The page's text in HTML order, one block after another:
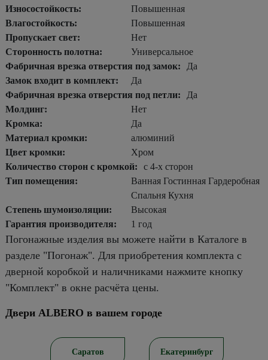
Износостойкость:
Повышенная
Влагостойкость:
Повышенная
Пропускает свет:
Нет
Сторонность полотна:
Универсальное
Фабричная врезка отверстия под замок:
Да
Замок входит в комплект:
Да
Фабричная врезка отверстия под петли:
Да
Молдинг:
Нет
Кромка:
Да
Материал кромки:
алюминий
Цвет кромки:
Хром
Количество сторон с кромкой:
с 4-х сторон
Тип помещения:
Ванная Гостинная Гардеробная
Спальня Кухня
Степень шумоизоляции:
Высокая
Гарантия производителя:
1 год
Погонажные изделия вы можете найти в Каталоге в
разделе "Погонаж". Для приобретения комплекта с
дверной коробкой и наличниками нажмите кнопку
"Комплект" в окне расчёта цены.
Двери ALBERO в вашем городе
Саратов Екатеринбург